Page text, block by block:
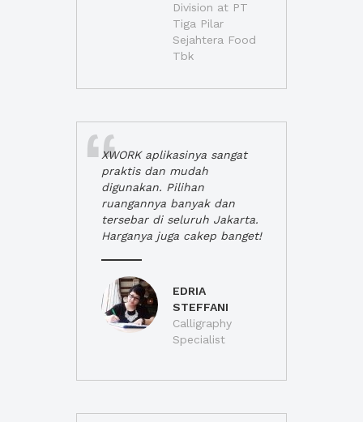
Division at PT
Tiga Pilar
Sejahtera Food
Tbk
XWORK aplikasinya sangat
praktis dan mudah
digunakan. Pilihan
ruangannya banyak dan
tersebar di seluruh Jakarta.
Harganya juga cakep banget!
EDRIA
STEFFANI
Calligraphy
Specialist